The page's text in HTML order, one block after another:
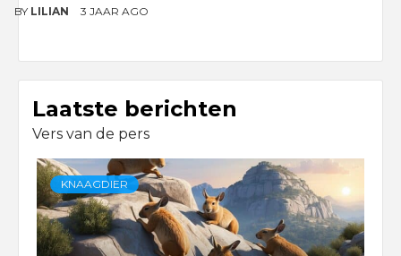
BY LILIAN 3 JAAR AGO
Laatste berichten
Vers van de pers
KNAAGDIER